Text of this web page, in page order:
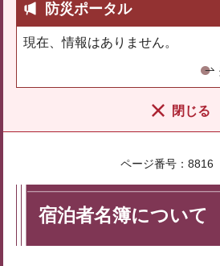
防災ポータル
現在、情報はありません。
閉じる
ページ番号：8816
宿泊者名簿について